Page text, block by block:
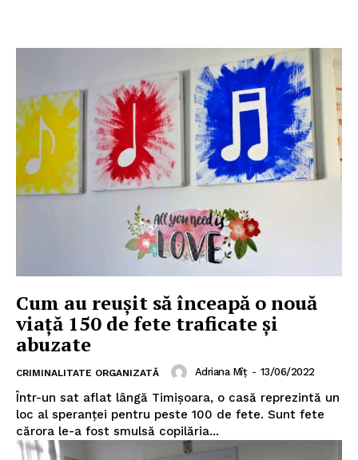
Cum au reușit să înceapă o nouă
viață 150 de fete traficate și
abuzate
CRIMINALITATE ORGANIZATĂ Adriana Mîț - 13/06/2022
Într-un sat aflat lângă Timișoara, o casă reprezintă un
loc al speranței pentru peste 100 de fete. Sunt fete
cărora le-a fost smulsă copilăria...